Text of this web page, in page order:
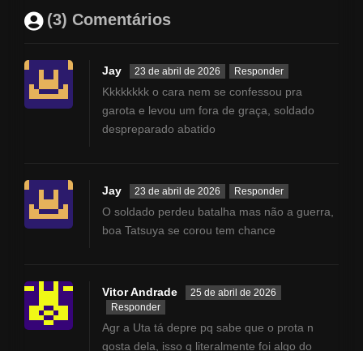
conseguirá evitar seus erros
com a garota dos seus sonhos?
Ou será forçado a reviver três
anos de solidão como o cara
mais odiado da escola? Ele
desde um regime de exercícios
físicos até guias online, uma
amizade de infância e muita
chance à sua adolescência.
(3) Comentários
Jay 23 de abril de 2026 Responder
Kkkkkkkk o cara nem se confessou pra
garota e levou um fora de graça, soldado
despreparado abatido
Jay 23 de abril de 2026 Responder
O soldado perdeu batalha mas não a guerra,
boa Tatsuya se corou tem chance
Vitor Andrade
25 de abril de 2026
Responder
Agr a Uta tá depre pq sabe que o prota n
gosta dela, isso q literalmente foi algo do